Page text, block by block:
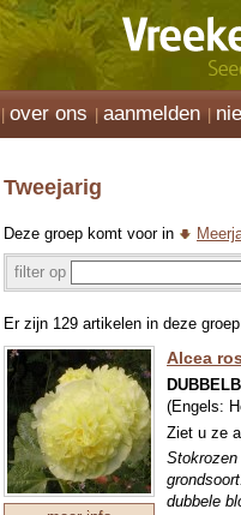
over ons aanmelden
Tweejarig
Deze groep komt voor in
filter op
Er zijn 129 artikelen in deze
Alcea
(Engels:
Ziet u ze
dubbele